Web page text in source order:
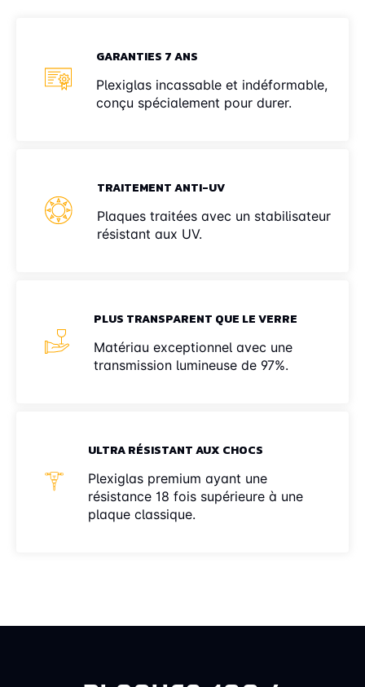
GARANTIES 7 ANS
Plexiglas incassable et indéformable,
conçu spécialement pour durer.
TRAITEMENT ANTI-UV
Plaques traitées avec un stabilisateur
résistant aux UV.
PLUS TRANSPARENT QUE LE VERRE
Matériau exceptionnel avec une
transmission lumineuse de 97%.
ULTRA RÉSISTANT AUX CHOCS
Plexiglas premium ayant une
résistance 18 fois supérieure à une
plaque classique.